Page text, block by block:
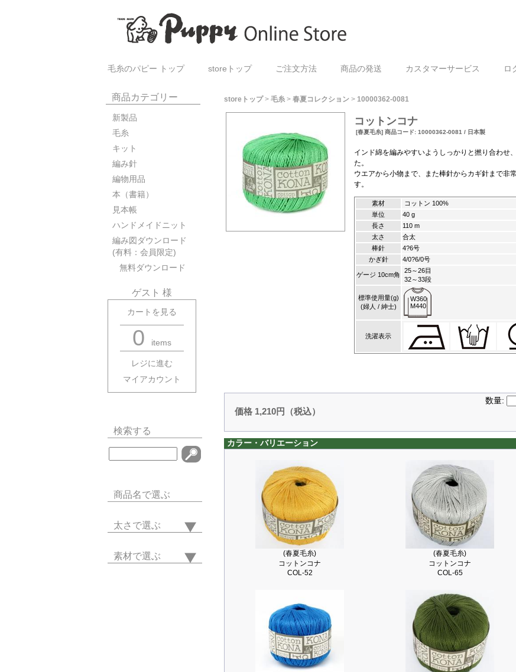
毛糸のパピー トップ storeトップ ご注文方法 商品の発送 カスタマーサービス ロ
商品カテゴリー
新製品
毛糸
キット
編み針
編物用品
本（書籍）
見本帳
ハンドメイドニット
編み図ダウンロード
(有料：会員限定)
無料ダウンロード
ゲスト 様
カートを見る
0 items
レジに進む
マイアカウント
検索する
商品名で選ぶ
太さで選ぶ
素材で選ぶ
storeトップ> 毛糸 > 春夏コレクション > 10000362-0081
コットンコナ
[春夏毛糸] 商品コード: 10000362-0081 / 日本製
インド綿を編みやすいようしっかりと撚り合わせ
た。
ウエアから小物まで、また棒針からカギ針まで非
す。
素材
コットン 100%
単位
40 g
長さ
110 m
太さ
合太
棒針
4?6号
かぎ針
4/0?6/0号
ゲージ 10cm角
25～26目
32～33段
標準使用量(g)
(婦人 / 紳士)
W360
M440
洗濯表示
価格 1,210円（税込）
数量:
カラー・バリエーション
(春夏毛糸)
コットンコナ
COL-52
(春夏毛糸)
コットンコナ
COL-65